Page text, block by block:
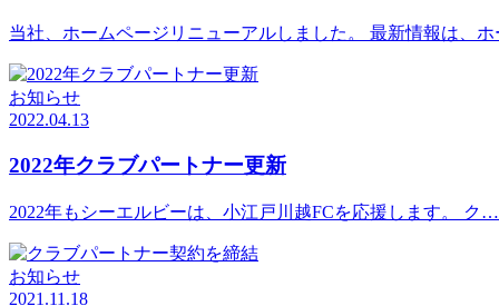
当社、ホームページリニューアルしました。 最新情報は、
お知らせ
2022.04.13
2022年クラブパートナー更新
2022年もシーエルビーは、小江戸川越FCを応援します。 ク…
お知らせ
2021.11.18